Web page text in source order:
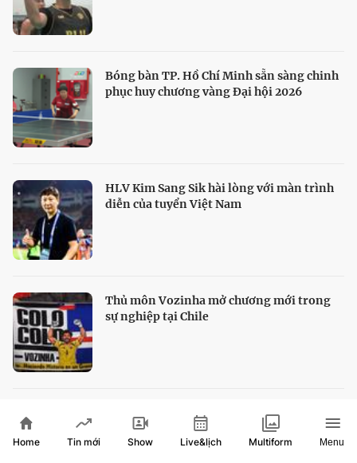
Bóng bàn TP. Hồ Chí Minh sẵn sàng chinh
phục huy chương vàng Đại hội 2026
HLV Kim Sang Sik hài lòng với màn trình
diễn của tuyển Việt Nam
Thủ môn Vozinha mở chương mới trong
sự nghiệp tại Chile
Alexandra Eala lập kỳ tích, Taylor Fritz vô
địch Washington Open
Home Tin mới Show Live&lịch Multiform Menu